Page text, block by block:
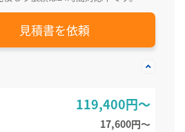
見積書を依頼
119,400円～
17,600円〜